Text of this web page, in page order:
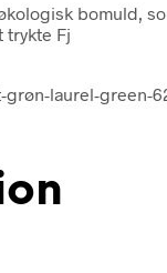
trykte Fj
laurel-green-